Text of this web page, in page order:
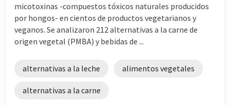
micotoxinas -compuestos tóxicos naturales producidos
por hongos- en cientos de productos vegetarianos y
veganos. Se analizaron 212 alternativas a la carne de
origen vegetal (PMBA) y bebidas de ...
alternativas a la leche alimentos vegetales
alternativas a la carne